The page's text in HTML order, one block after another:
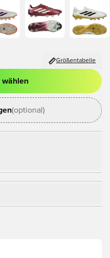
Größentabelle
oder Registrieren als
wählen
(optional)